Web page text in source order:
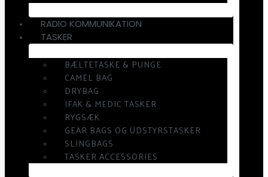
RADIO KOMMUNIKATION
TASKER
BÆLTETASKE & PUNGE
CAMEL BAG
DRYBAG
IFAK & MEDIC TASKER
RYGSÆK
GEAR BAGS OG UDSTYRSTASKER
SLINGBAGS
TASKER ACCESSORIES